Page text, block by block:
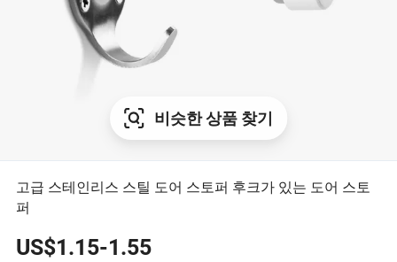
비슷한 상품 찾기
고급 스테인리스 스틸 도어 스토퍼 후크가 있는 도어 스토
퍼
US$1.15-1.55